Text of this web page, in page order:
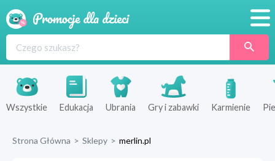
Produkty
Sklepy
Wszystkie Edukacja Ubrania Gry i zabawki Karmienie
Strona Główna > Sklepy > merlin.pl